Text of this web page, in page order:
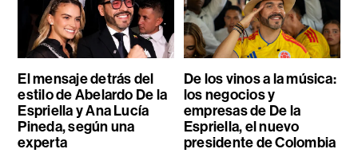
El mensaje detrás del
estilo de Abelardo De la
Espriella y Ana Lucía
Pineda, según una
experta
De los vinos a la música:
los negocios y
empresas de De la
Espriella, el nuevo
presidente de Colombia